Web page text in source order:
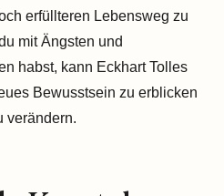
erfüllteren Lebensweg zu
mit Ängsten und
habst, kann Eckhart Tolles
Bewusstsein zu erblicken
verändern.